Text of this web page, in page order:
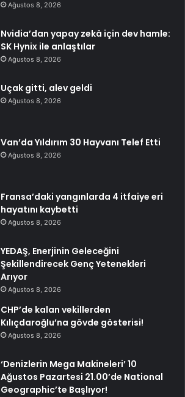
Ağustos 8, 2026
Nvidia’dan yapay zekâ için dev hamle:
SK Hynix ile anlaştılar
Ağustos 8, 2026
Uçak gitti, alev geldi
Ağustos 8, 2026
Van’da Yıldırım 30 Hayvanı Telef Etti
Ağustos 8, 2026
Fransa’daki yangınlarda 4 itfaiye eri
hayatını kaybetti
Ağustos 8, 2026
YEDAŞ, Enerjinin Geleceğini
Şekillendirecek Genç Yetenekleri
Arıyor
Ağustos 8, 2026
CHP’de kalan vekillerden
Kılıçdaroğlu’na gövde gösterisi!
Ağustos 8, 2026
‘Denizlerin Mega Makineleri’ 10
Ağustos Pazartesi 21.00’de National
Geographic’te Başlıyor!